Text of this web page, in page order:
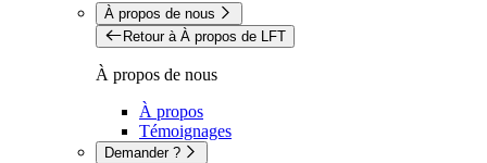
À propos de nous
Retour à À propos de LFT
À propos de nous
À propos
Témoignages
Demander ?